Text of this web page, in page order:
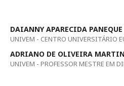
DAIANNY APARECIDA
UNIVEM - CENTRO UNIVERSITÁRIO
ADRIANO DE OLIVEIRA
UNIVEM - PROFESSOR MESTRE EM